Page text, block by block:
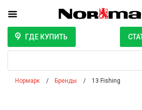
ГДЕ КУПИТЬ
Нормарк Бренды 13 Fishing